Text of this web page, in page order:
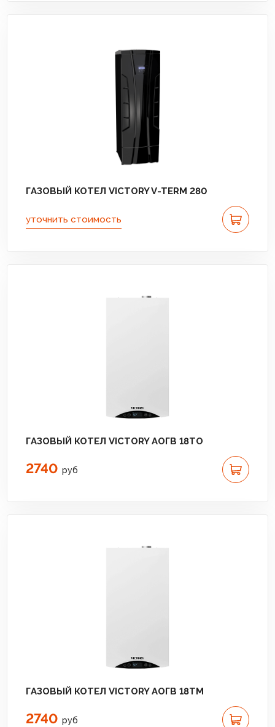
ГАЗОВЫЙ КОТЕЛ VICTORY V-TERM 280
уточнить стоимость
ГАЗОВЫЙ КОТЕЛ VICTORY АОГВ 18TО
2740 руб
ГАЗОВЫЙ КОТЕЛ VICTORY АОГВ 18TМ
2740 руб